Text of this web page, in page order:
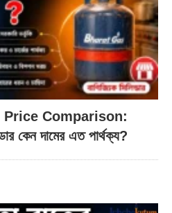
Comparison:
কেন দামের এত পার্থক্য?